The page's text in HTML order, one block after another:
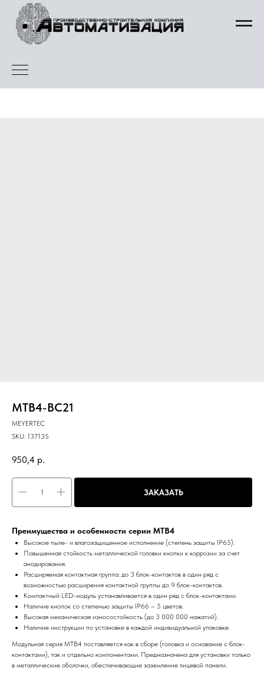
MTB4-BC21
MEYERTEC
SKU: 137135
950,4 р.
ЗАКАЗАТЬ
Преимущества и особенности серии MTB4
Высокое пыле- и влагозащищенное исполнение (степень защиты IP65).
Повышенная стойкость металлической головки кнопки к коррозии за счет
анодирования.
Расширяемая контактная группа: до 3 блок-контактов в один ряд с
возможностью расширения контактной группы до 9 блок-контактов.
Компактный LED-модуль устанавливается в один ряд с блок-контактами.
Наличие кнопок со степенью защиты IP66 – 5 цветов.
Высокая механическая износостойкость (до 3 000 000 нажатий).
Наличие инструкции по установке в каждой индивидуальной упаковке.
Модульная серия MTB4 поставляется как в сборе (головка и основание с блок-
контактами), так и отдельно компонентами. Предназначена для установки только
в металлические оболочки, обеспечивающие заземление лицевой панели.